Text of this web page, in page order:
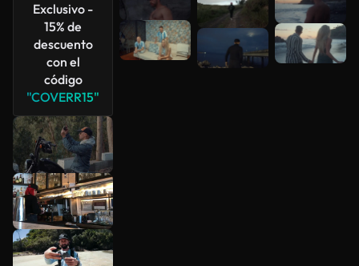
Exclusivo -
15% de
descuento
con el
código
"COVERR15"